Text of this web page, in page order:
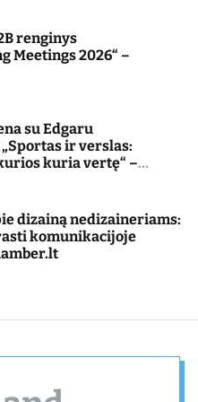
renginys
Meetings 2026“ –
su Edgaru
ir verslas:
kuria vertę“ –
dizainą nedizaineriams:
komunikacijoje